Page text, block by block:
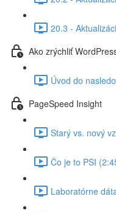
20.3 -
Ako zrýchliť
Úvod do
PageSpeed Insight
Starý vs. nový
Čo je to PSI
Laboratórne